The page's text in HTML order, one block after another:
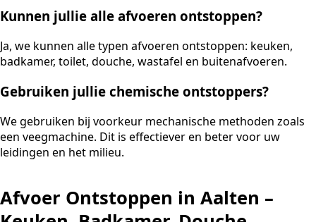
Kunnen jullie alle afvoeren ontstoppen?
Ja, we kunnen alle typen afvoeren ontstoppen: keuken,
badkamer, toilet, douche, wastafel en buitenafvoeren.
Gebruiken jullie chemische ontstoppers?
We gebruiken bij voorkeur mechanische methoden zoals
een veegmachine. Dit is effectiever en beter voor uw
leidingen en het milieu.
Afvoer Ontstoppen in Aalten –